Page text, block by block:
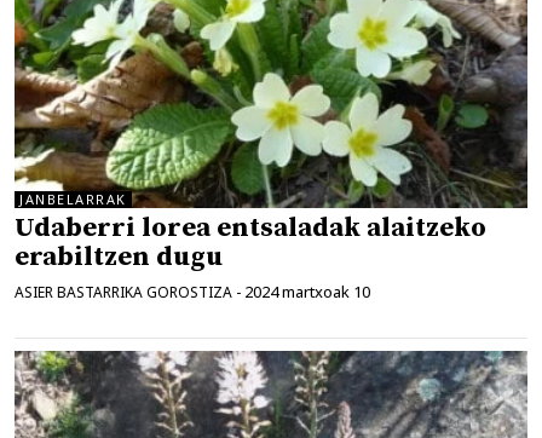
JANBELARRAK
Udaberri lorea entsaladak alaitzeko
erabiltzen dugu
ASIER BASTARRIKA GOROSTIZA - 2024 martxoak 10